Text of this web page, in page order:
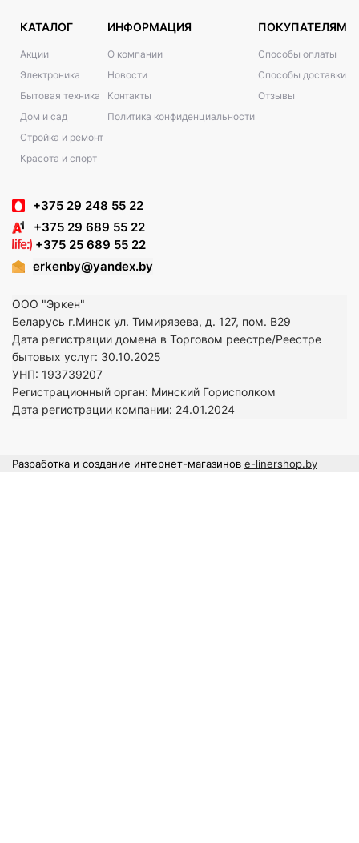
КАТАЛОГ
Акции
Электроника
Бытовая техника
Дом и сад
Стройка и ремонт
Красота и спорт
ИНФОРМАЦИЯ
О компании
Новости
Контакты
Политика конфиденциальности
ПОКУПАТЕЛЯМ
Способы оплаты
Способы доставки
Отзывы
+375 29 248 55 22
+375 29 689 55 22
+375 25 689 55 22
erkenby@yandex.by
ООО "Эркен"
Беларусь г.Минск ул. Тимирязева, д. 127, пом. В29
Дата регистрации домена в Торговом реестре/Реестре
бытовых услуг: 30.10.2025
УНП: 193739207
Регистрационный орган: Минский Горисполком
Дата регистрации компании: 24.01.2024
Разработка и создание интернет-магазинов e-linershop.by